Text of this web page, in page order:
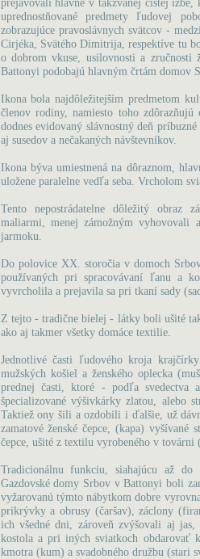
uprednostňované predmety ľudovej
zobrazujúce pravoslávnych svätcov -
Cirjéka, Svätého Dimitrija, respektíve tu
o dobrom vkuse, usilovnosti a
Battonyi podobajú hlavným črtám domov
Ikona bola najdôležitejším predmetom
členov rodiny, namiesto toho
dodnes evidovaný slávnostný deň
aj susedov a nečakaných návštevníkov.
Ikona býva umiestnená na dôraznom,
uložene paralelne vedľa seba. Vrcholom
Tento nepostrádatelne dôležitý obraz
maliarmi, menej zámožným
jarmoku.
Do polovice XX. storočia v domoch
používaných pri spracovávaní ľanu a
vyvrcholila a prejavila sa pri tkaní sady
Z tejto - tradične bielej - látky boli ušité
ako aj takmer všetky domáce textilie.
Jednotlivé časti ľudového kroja
mužských košiel a ženského oplecka
prednej časti, ktoré - podľa svedectva
špecializované výšivkárky zlatou, alebo
Taktiež ony šili a ozdobili i ďalšie, už
zamatové ženské čepce, (kapa)
čepce, ušité z textilu vyrobeného v továrni
Tradicionálnu funkciu, siahajúcu až
Gazdovské domy Srbov v Battonyi boli
vyžarovanú týmto nábytkom dobre
prikrývky a obrusy (čaršav), záclony
ich všedné dni, zároveň zvýšovali aj
kostola a pri iných sviatkoch obdarovať
kmotra (kum) a svadobného družbu (stari